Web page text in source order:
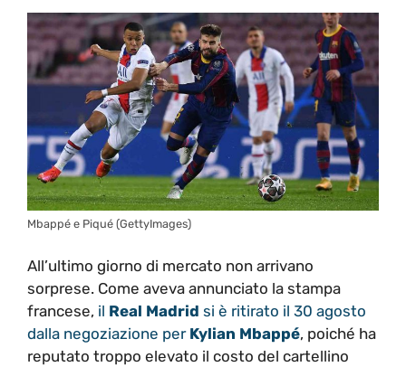
Mbappé e Piqué (GettyImages)
All’ultimo giorno di mercato non arrivano
sorprese. Come aveva annunciato la stampa
francese, il Real Madrid si è ritirato il 30 agosto
dalla negoziazione per Kylian Mbappé, poiché ha
reputato troppo elevato il costo del cartellino